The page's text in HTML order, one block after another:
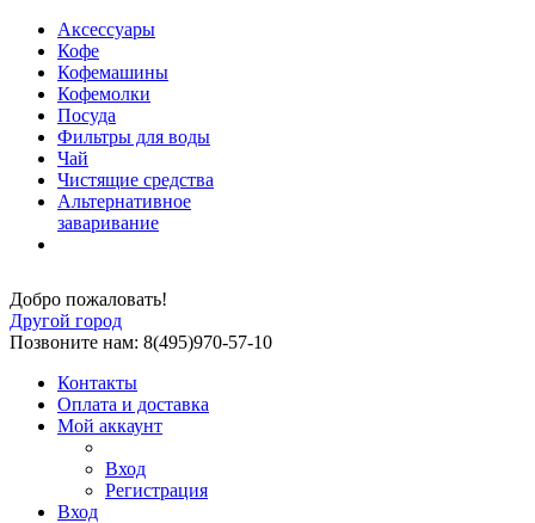
Аксессуары
Кофе
Кофемашины
Кофемолки
Посуда
Фильтры для воды
Чай
Чистящие средства
Альтернативное
заваривание
Добро пожаловать!
Другой город
Позвоните нам: 8(495)970-57-10
Контакты
Оплата и доставка
Мой аккаунт
Вход
Регистрация
Вход